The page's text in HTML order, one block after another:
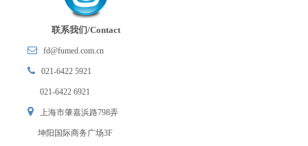
联系我们/Contact
fd@fumed.com.cn
021-6422 5921
021-6422 6921
上海市肇嘉浜路798弄
坤阳国际商务广场3F